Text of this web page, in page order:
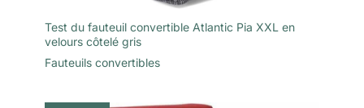
Test du fauteuil convertible Atlantic Pia XXL en
velours côtelé gris
Fauteuils convertibles